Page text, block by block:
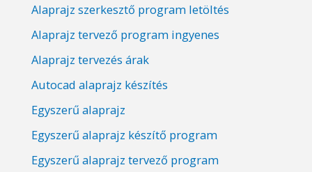
Alaprajz szerkesztő program letöltés
Alaprajz tervező program ingyenes
Alaprajz tervezés árak
Autocad alaprajz készítés
Egyszerű alaprajz
Egyszerű alaprajz készítő program
Egyszerű alaprajz tervező program